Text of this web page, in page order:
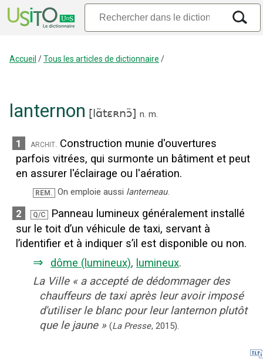
Accueil /Tous les articles de dictionnaire /
lanternon [ lɑ̃tɛʀnɔ̃] n. m.
1 archit. Construction munie d'ouvertures
parfois vitrées, qui surmonte un bâtiment et peut
en assurer l'éclairage ou l'aération.
REM. On emploie aussi lanterneau.
2 Q/C
Panneau lumineux généralement installé
sur le toit d’un véhicule de taxi, servant à
l’identifier et à indiquer s’il est disponible ou non.
⇒ dôme (lumineux), lumineux.
La Ville « a accepté de dédommager des
chauffeurs de taxi après leur avoir imposé
d'utiliser le blanc pour leur lanternon plutôt
que le jaune » (La Presse, 2015).